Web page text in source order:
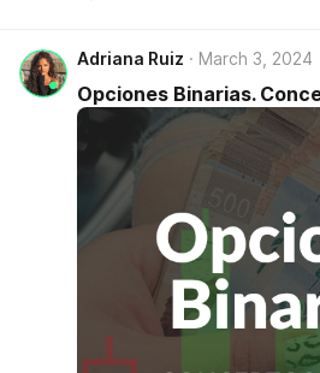
Adriana Ruiz March 3, 2024
Opciones Binarias.